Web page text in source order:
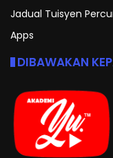
Jadual Tuisyen
Apps
DIBAWAKAN